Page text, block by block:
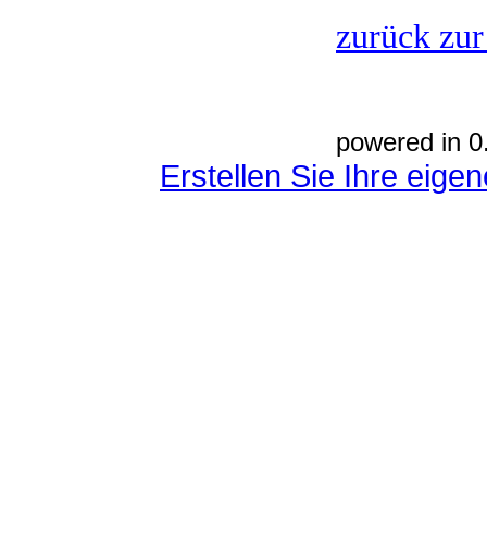
zurück
powered in
Erstellen Sie Ihre